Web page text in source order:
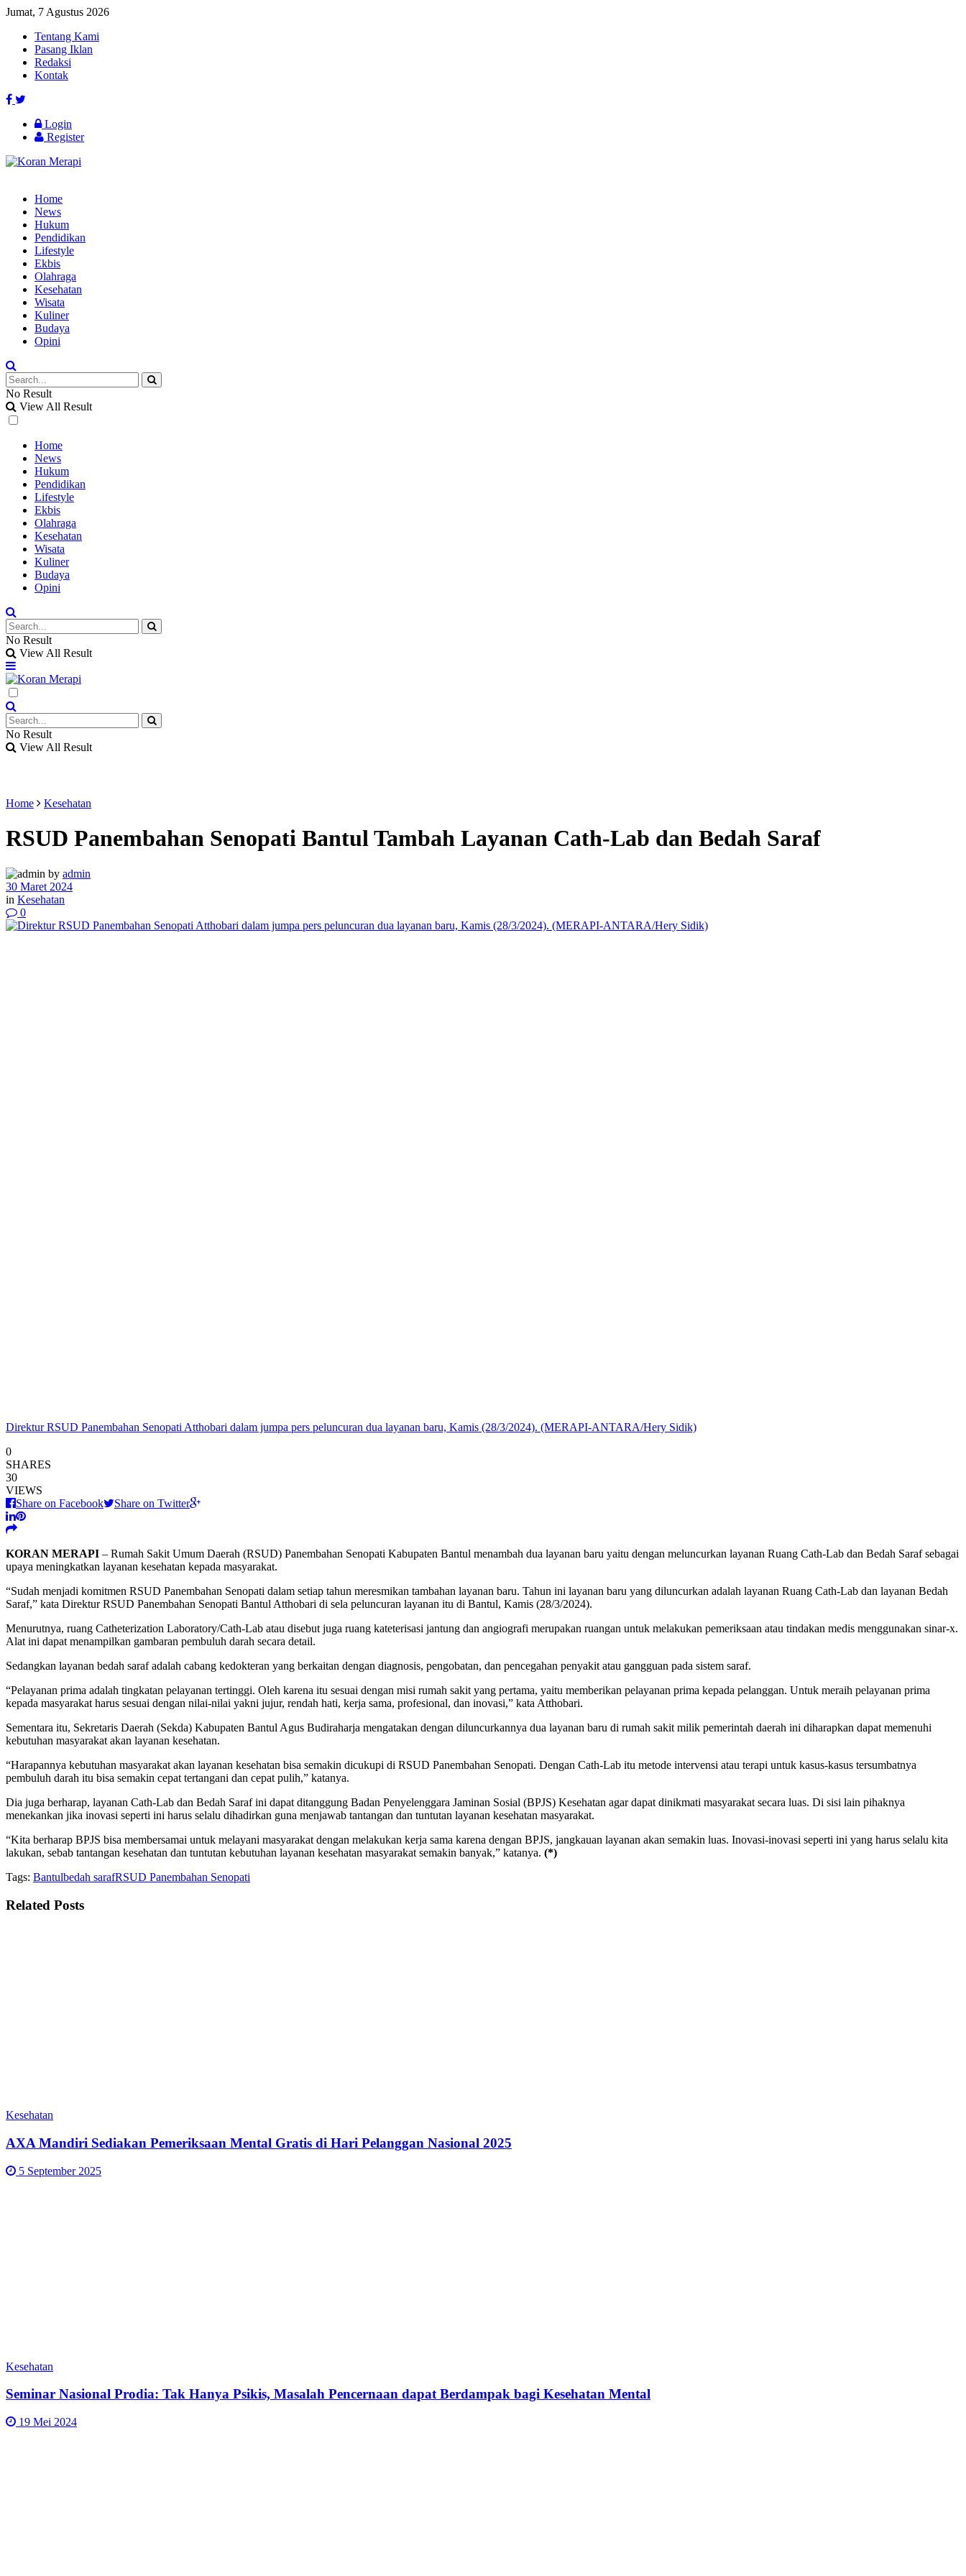
Jumat, 7 Agustus 2026
Tentang Kami
Pasang Iklan
Redaksi
Kontak
Login
Register
Home
News
Hukum
Pendidikan
Lifestyle
Ekbis
Olahraga
Kesehatan
Wisata
Kuliner
Budaya
Opini
No Result
View All Result
Home
News
Hukum
Pendidikan
Lifestyle
Ekbis
Olahraga
Kesehatan
Wisata
Kuliner
Budaya
Opini
No Result
View All Result
No Result
View All Result
Home Kesehatan
RSUD Panembahan Senopati Bantul Tambah Layanan Cath-Lab dan Bedah Saraf
by admin
30 Maret 2024
in Kesehatan
0
Direktur RSUD Panembahan Senopati Atthobari dalam jumpa pers peluncuran dua layanan baru, Kamis (28/3/2024). (MERAPI-ANTARA/Hery Sidik)
0
SHARES
30
VIEWS
Share on Facebook
Share on Twitter
KORAN MERAPI – Rumah Sakit Umum Daerah (RSUD) Panembahan Senopati Kabupaten Bantul menambah dua layanan baru yaitu dengan meluncurkan layanan Ruang Cath-Lab dan Bedah Saraf sebagai
upaya meningkatkan layanan kesehatan kepada masyarakat.
“Sudah menjadi komitmen RSUD Panembahan Senopati dalam setiap tahun meresmikan tambahan layanan baru. Tahun ini layanan baru yang diluncurkan adalah layanan Ruang Cath-Lab dan layanan Bedah
Saraf,” kata Direktur RSUD Panembahan Senopati Bantul Atthobari di sela peluncuran layanan itu di Bantul, Kamis (28/3/2024).
Menurutnya, ruang Catheterization Laboratory/Cath-Lab atau disebut juga ruang kateterisasi jantung dan angiografi merupakan ruangan untuk melakukan pemeriksaan atau tindakan medis menggunakan sinar-x.
Alat ini dapat menampilkan gambaran pembuluh darah secara detail.
Sedangkan layanan bedah saraf adalah cabang kedokteran yang berkaitan dengan diagnosis, pengobatan, dan pencegahan penyakit atau gangguan pada sistem saraf.
“Pelayanan prima adalah tingkatan pelayanan tertinggi. Oleh karena itu sesuai dengan misi rumah sakit yang pertama, yaitu memberikan pelayanan prima kepada pelanggan. Untuk meraih pelayanan prima
kepada masyarakat harus sesuai dengan nilai-nilai yakni jujur, rendah hati, kerja sama, profesional, dan inovasi,” kata Atthobari.
Sementara itu, Sekretaris Daerah (Sekda) Kabupaten Bantul Agus Budiraharja mengatakan dengan diluncurkannya dua layanan baru di rumah sakit milik pemerintah daerah ini diharapkan dapat memenuhi
kebutuhan masyarakat akan layanan kesehatan.
“Harapannya kebutuhan masyarakat akan layanan kesehatan bisa semakin dicukupi di RSUD Panembahan Senopati. Dengan Cath-Lab itu metode intervensi atau terapi untuk kasus-kasus tersumbatnya
pembuluh darah itu bisa semakin cepat tertangani dan cepat pulih,” katanya.
Dia juga berharap, layanan Cath-Lab dan Bedah Saraf ini dapat ditanggung Badan Penyelenggara Jaminan Sosial (BPJS) Kesehatan agar dapat dinikmati masyarakat secara luas. Di sisi lain pihaknya
menekankan jika inovasi seperti ini harus selalu dihadirkan guna menjawab tantangan dan tuntutan layanan kesehatan masyarakat.
“Kita berharap BPJS bisa membersamai untuk melayani masyarakat dengan melakukan kerja sama karena dengan BPJS, jangkauan layanan akan semakin luas. Inovasi-inovasi seperti ini yang harus selalu kita
lakukan, sebab tantangan kesehatan dan tuntutan kebutuhan layanan kesehatan masyarakat semakin banyak,” katanya. (*)
Tags: Bantulbedah sarafRSUD Panembahan Senopati
Related Posts
Kesehatan
AXA Mandiri Sediakan Pemeriksaan Mental Gratis di Hari Pelanggan Nasional 2025
5 September 2025
Kesehatan
Seminar Nasional Prodia: Tak Hanya Psikis, Masalah Pencernaan dapat Berdampak bagi Kesehatan Mental
19 Mei 2024